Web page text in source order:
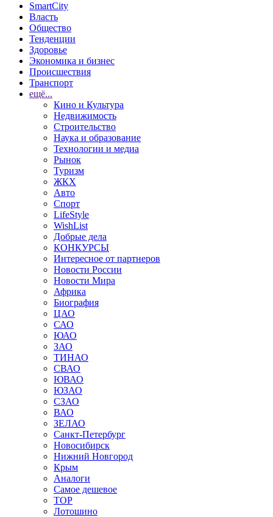
SmartCity
Власть
Общество
Тенденции
Здоровье
Экономика и бизнес
Происшествия
Транспорт
ещё...
Кино и Культура
Недвижимость
Строительство
Наука и образование
Технологии и медиа
Рынок
Туризм
ЖКХ
Авто
Спорт
LifeStyle
WishList
Добрые дела
КОНКУРСЫ
Интересное от партнеров
Новости России
Новости Мира
Африка
Биография
ЦАО
САО
ЮАО
ЗАО
ТИНАО
СВАО
ЮВАО
ЮЗАО
СЗАО
ВАО
ЗЕЛАО
Санкт-Петербург
Новосибирск
Нижний Новгород
Крым
Аналоги
Самое дешевое
TOP
Лотошино